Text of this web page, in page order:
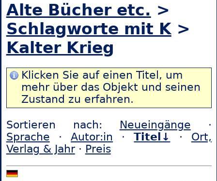
Alte Bücher etc. >
Schlagworte mit K>
Kalter Krieg
Klicken Sie auf einen Titel, um
mehr über das Objekt und seinen
Zustand zu erfahren.
Sortieren nach: Neueingänge ·
Sprache ·Autor:in ·Titel↓ · Ort,
Verlag & Jahr· Preis